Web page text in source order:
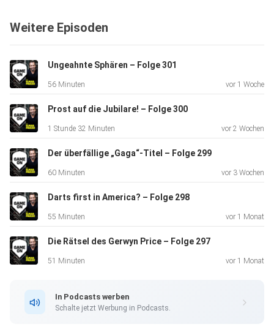
Podcast" ist
immer
dienstags - überall, wo es Podcasts gibt
Weitere Episoden
Ungeahnte Sphären – Folge 301
56 Minuten vor 1 Woche
Prost auf die Jubilare! – Folge 300
1 Stunde 32 Minuten vor 2 Wochen
Der überfällige „Gaga“-Titel – Folge 299
60 Minuten vor 3 Wochen
Darts first in America? – Folge 298
55 Minuten vor 1 Monat
Die Rätsel des Gerwyn Price – Folge 297
51 Minuten vor 1 Monat
In Podcasts werben
Schalte jetzt Werbung in Podcasts.